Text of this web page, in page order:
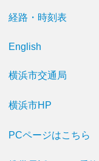
経路・時刻表
English
横浜市交通局
横浜市HP
PCページはこちら